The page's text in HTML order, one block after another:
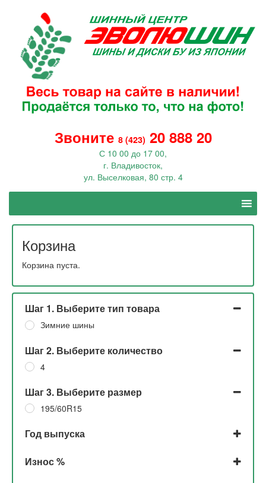
Звоните 8 (423) 20 888 20
С 10 00 до 17 00,
г. Владивосток,
ул. Выселковая, 80 стр. 4
Корзина
Корзина пуста.
Шаг 1. Выберите тип товара
Зимние шины
Шаг 2. Выберите количество
4
Шаг 3. Выберите размер
195/60R15
Год выпуска
2017
Износ %